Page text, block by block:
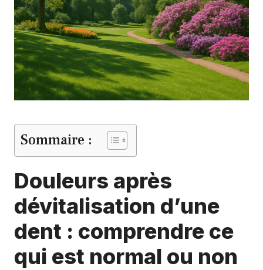
Sommaire :
Douleurs après
dévitalisation d’une
dent : comprendre ce
qui est normal ou non